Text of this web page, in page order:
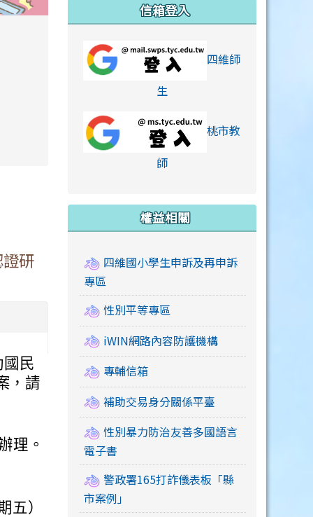
xiaohongshu.html
xiaohongshu.html
研
民
，請
理。
五）
信箱登入
四維師
生link to https://
桃市教
師link to https://
權益相關
四維國小學生申訴及再申訴
專區
性別平等專區
iWIN網路內容防護機構
專輔信箱
補助交易身分關係平臺
性別暴力防治友善多國語言
電子書
警政署165打詐儀表板「縣
市案例」